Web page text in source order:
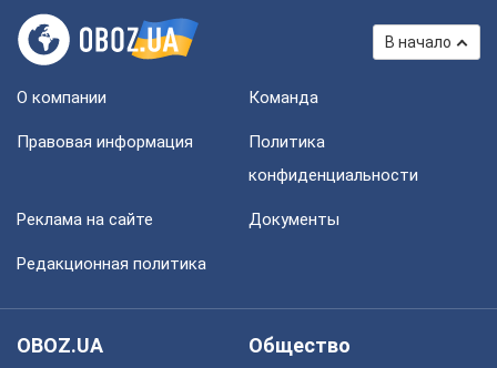
В начало
О компании Команда
Правовая информация
Политика
конфиденциальности
Реклама на сайте Документы
Редакционная политика
OBOZ.UA
Общество